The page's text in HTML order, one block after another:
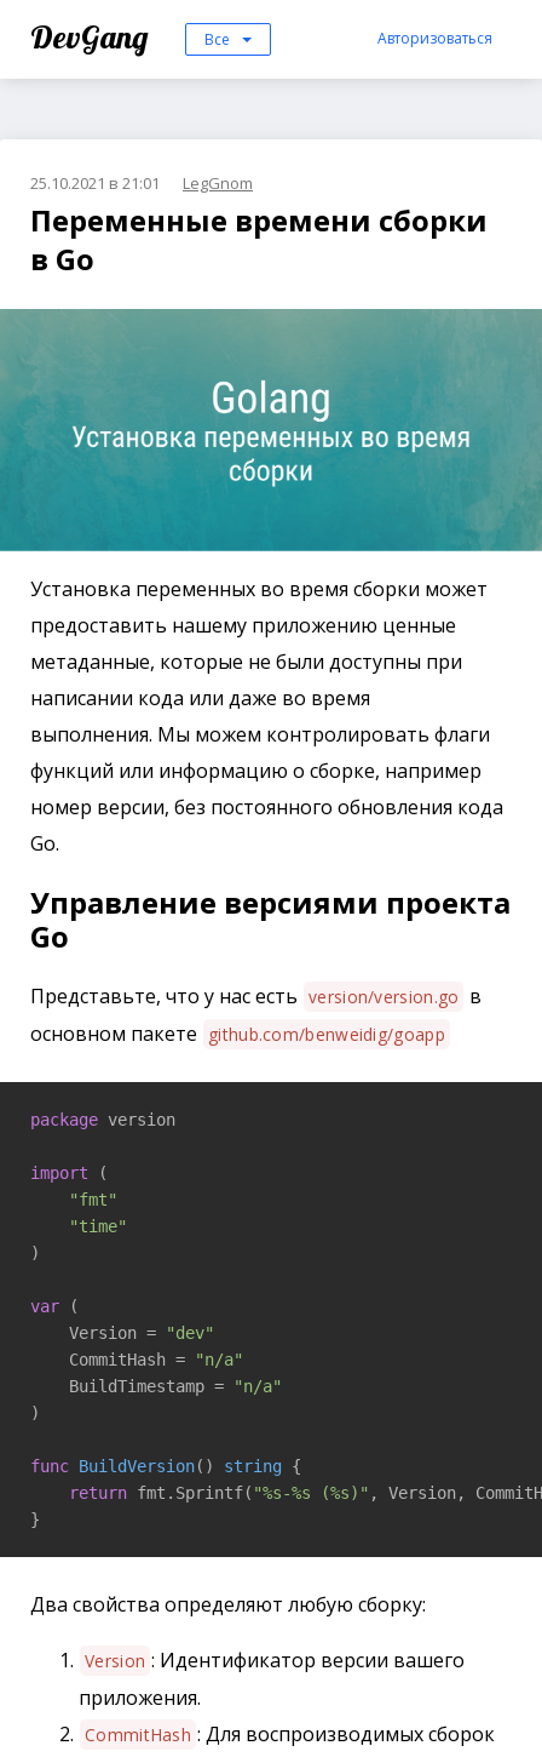
DevGang Все Авторизоваться
25.10.2021 в 21:01 LegGnom
Переменные времени сборки
в Go
Установка переменных во время сборки может
предоставить нашему приложению ценные
метаданные, которые не были доступны при
написании кода или даже во время
выполнения. Мы можем контролировать флаги
функций или информацию о сборке, например
номер версии, без постоянного обновления кода
Go.
Управление версиями проекта
Go
Представьте, что у нас есть version/version.go в
основном пакете github.com/benweidig/goapp
package version
import (
"fmt"
"time"
)
var (
    Version =
"dev"
    CommitHash =
"n/a"
    BuildTimestamp =
"n/a"
)
func BuildVersion() string {
return fmt.Sprintf( "%s-%s (%s)" , Version,
Два свойства определяют любую сборку:
Version : Идентификатор версии вашего
приложения.
CommitHash : Для воспроизводимых сборок